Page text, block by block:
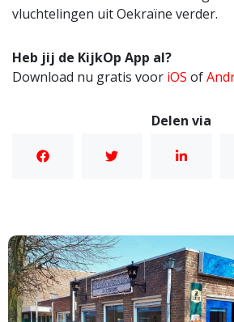
vluchtelingen uit Oekraïne verder.
Heb jij de KijkOp App al?
Download nu gratis voor iOS of
Delen via